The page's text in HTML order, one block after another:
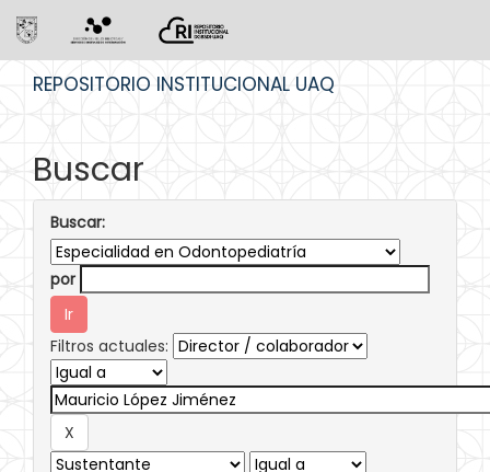
REPOSITORIO INSTITUCIONAL UAQ
Buscar
Buscar:
por
Filtros actuales: